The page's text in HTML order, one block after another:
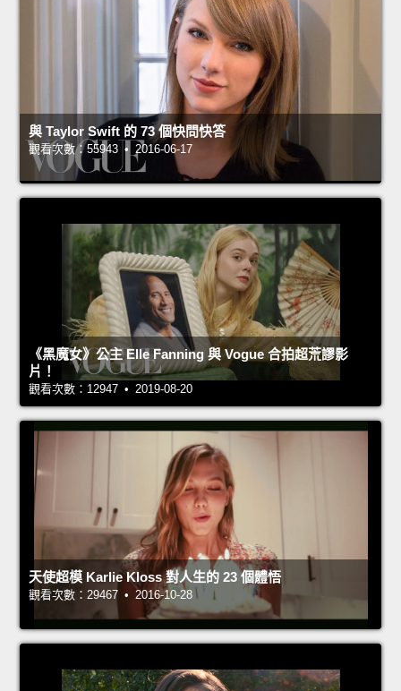
與 Taylor Swift 的 73 個快問快答
觀看次數：55943 • 2016-06-17
《黑魔女》公主 Elle Fanning 與 Vogue 合拍超荒謬影
片！
觀看次數：12947 • 2019-08-20
天使超模 Karlie Kloss 對人生的 23 個體悟
觀看次數：29467 • 2016-10-28